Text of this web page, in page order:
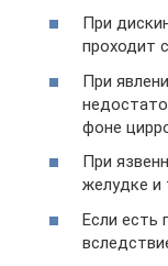
При
проходит
При
фоне
При
желудке и
Если есть